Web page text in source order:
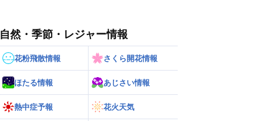
自然・季節・レジャー情報
花粉飛散情報 さくら開花情報
ほたる情報 あじさい情報
熱中症予報 花火天気